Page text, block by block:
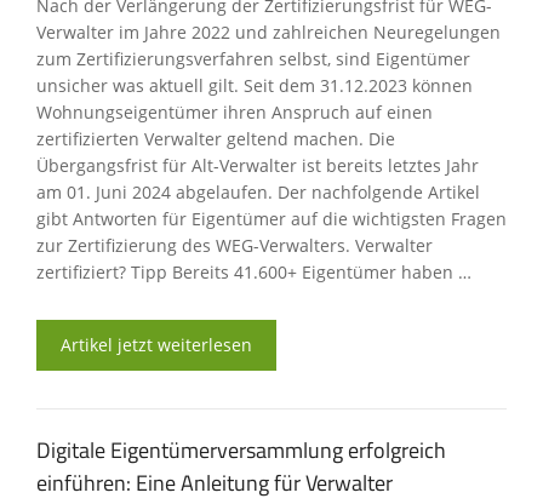
Nach der Verlängerung der Zertifizierungsfrist für WEG-
Verwalter im Jahre 2022 und zahlreichen Neuregelungen
zum Zertifizierungsverfahren selbst, sind Eigentümer
unsicher was aktuell gilt. Seit dem 31.12.2023 können
Wohnungseigentümer ihren Anspruch auf einen
zertifizierten Verwalter geltend machen. Die
Übergangsfrist für Alt-Verwalter ist bereits letztes Jahr
am 01. Juni 2024 abgelaufen. Der nachfolgende Artikel
gibt Antworten für Eigentümer auf die wichtigsten Fragen
zur Zertifizierung des WEG-Verwalters. Verwalter
zertifiziert? Tipp Bereits 41.600+ Eigentümer haben …
Artikel jetzt weiterlesen
Digitale Eigentümerversammlung erfolgreich
einführen: Eine Anleitung für Verwalter